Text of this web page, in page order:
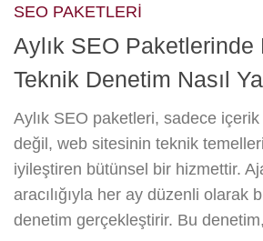
SEO PAKETLERI
Aylık SEO Paketlerinde
Teknik Denetim Nasıl
Aylık SEO paketleri, sadece içerik
değil, web sitesinin teknik
iyileştiren bütünsel bir hizmettir.
aracılığıyla her ay düzenli olarak
denetim gerçekleştirir. Bu